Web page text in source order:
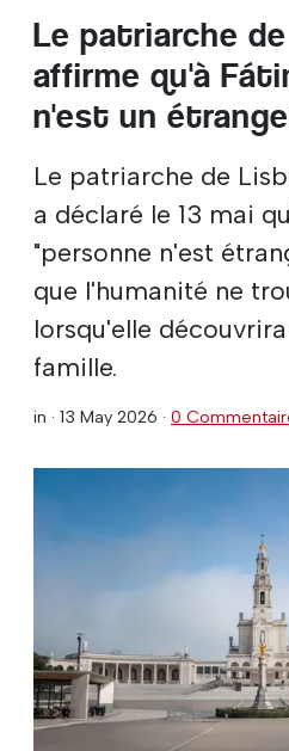
Le patriarche
affirme qu'à
n'est un
Le patriarche de
a déclaré le 13 mai
"personne n'est
que l'humanité ne
lorsqu'elle
famille.
in · 13 May 2026 · 0